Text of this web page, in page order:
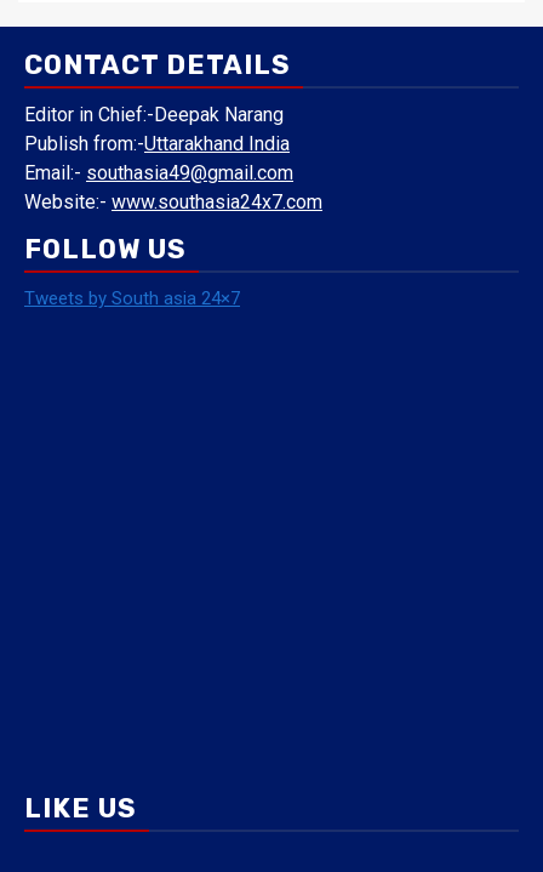
CONTACT DETAILS
Editor in Chief:-Deepak Narang
Publish from:-Uttarakhand India
Email:- southasia49@gmail.com
Website:- www.southasia24x7.com
FOLLOW US
Tweets by South asia 24×7
LIKE US